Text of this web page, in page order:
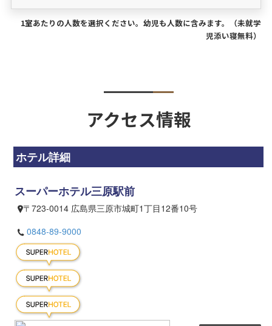
1室あたりの人数を選択ください。幼児も人数に含みます。（未就学
児添い寝無料）
アクセス情報